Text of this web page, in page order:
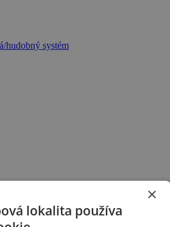
hudobný systém
×
lokalita používa